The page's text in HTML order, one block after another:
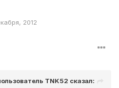
2012
TNK52 сказал: